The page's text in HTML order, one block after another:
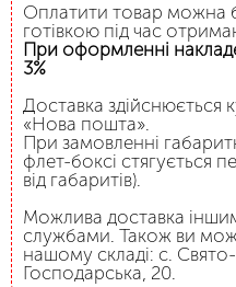
Оплатити товар можна
готівкою під час
При оформленні
3%
Доставка
«Нова пошта».
При замовленні
флет-боксі стягується
від габаритів).
Можлива доставка
службами. Також ви
нашому складі: с. Свято-
Господарська, 20.